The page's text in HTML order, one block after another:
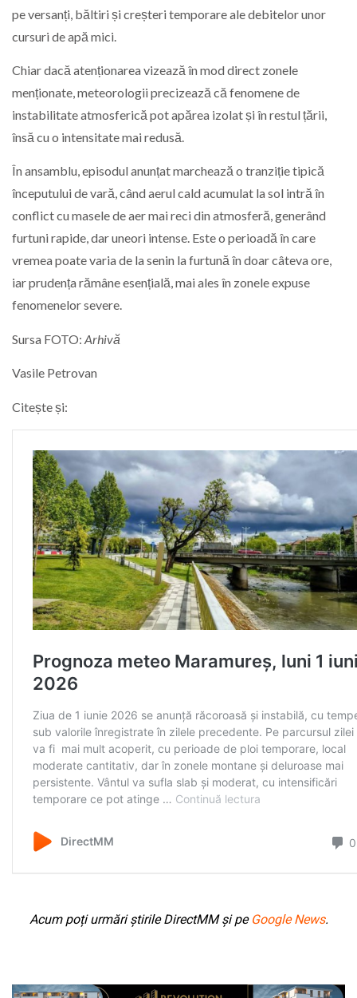
pe versanți, băltiri și creșteri temporare ale debitelor unor
cursuri de apă mici.
Chiar dacă atenționarea vizează în mod direct zonele
menționate, meteorologii precizează că fenomene de
instabilitate atmosferică pot apărea izolat și în restul țării,
însă cu o intensitate mai redusă.
În ansamblu, episodul anunțat marchează o tranziție tipică
începutului de vară, când aerul cald acumulat la sol intră în
conflict cu masele de aer mai reci din atmosferă, generând
furtuni rapide, dar uneori intense. Este o perioadă în care
vremea poate varia de la senin la furtună în doar câteva ore,
iar prudența rămâne esențială, mai ales în zonele expuse
fenomenelor severe.
Sursa FOTO: Arhivă
Vasile Petrovan
Citește și:
Acum poți urmări știrile DirectMM și pe Google News.